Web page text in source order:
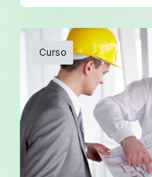
Curso